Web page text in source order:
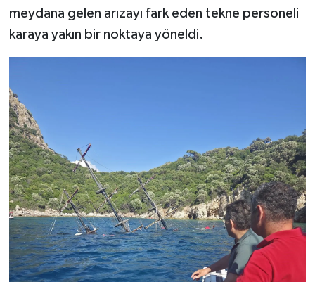
meydana gelen arızayı fark eden tekne personeli
karaya yakın bir noktaya yöneldi.